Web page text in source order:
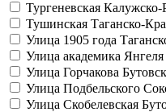
Тургеневская Калужско-
Тушинская Таганско-
Улица 1905 года
Улица академика Янгеля
Улица Горчакова
Улица Подбельского
Улица Скобелевская